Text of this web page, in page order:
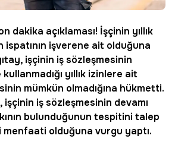
dakika açıklaması! İşçinin yıllık
ispatının işverene ait olduğuna
işçinin iş sözleşmesinin
yıllık izinlere ait
mümkün olmadığına hükmetti.
iş sözleşmesinin devamı
bulunduğunun tespitini talep
olduğuna vurgu yaptı.